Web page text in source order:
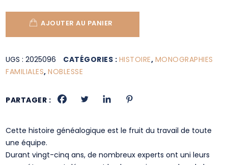
AJOUTER AU PANIER
UGS :2025096 CATÉGORIES : HISTOIRE, MONOGRAPHIES
FAMILIALES,NOBLESSE
PARTAGER :
Cette histoire généalogique est le fruit du travail de toute
une équipe.
Durant vingt-cinq ans, de nombreux experts ont uni leurs